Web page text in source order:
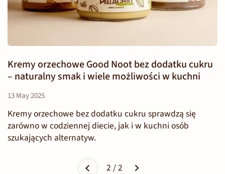
Kremy orzechowe Good Noot bez dodatku cukru
– naturalny smak i wiele możliwości w kuchni
13 May 2025
Kremy orzechowe bez dodatku cukru sprawdzą się
zarówno w codziennej diecie, jak i w kuchni osób
szukających alternatyw.
2 / 2 Dalej